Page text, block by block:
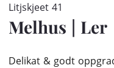
Litjskjeet 41
Melhus | Ler
Delikat & godt